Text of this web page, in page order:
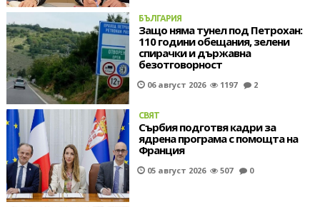
БЪЛГАРИЯ
Защо няма тунел под Петрохан:
110 години обещания, зелени
спирачки и държавна
безотговорност
06 август 2026 1197 2
СВЯТ
Сърбия подготвя кадри за
ядрена програма с помощта на
Франция
05 август 2026 507 0